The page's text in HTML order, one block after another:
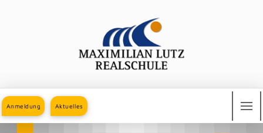
Anmeldung Aktuelles